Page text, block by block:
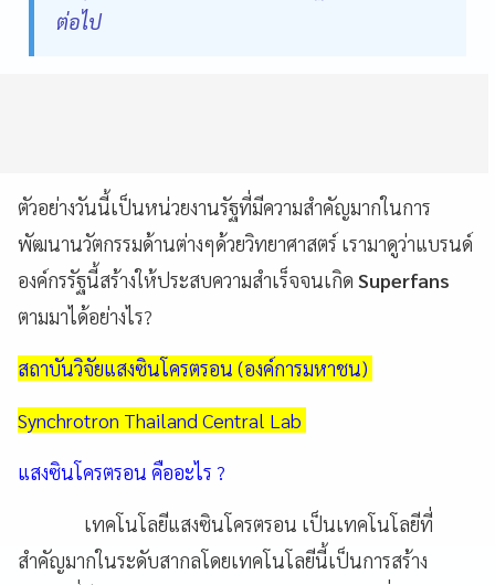
ต่อไป
ตัวอย่างวันนี้เป็นหน่วยงานรัฐที่มีความสำคัญมากในการ
พัฒนานวัตกรรมด้านต่างๆด้วยวิทยาศาสตร์ เรามาดูว่าแบรนด์
องค์กรรัฐนี้สร้างให้ประสบความสำเร็จจนเกิด Superfans
ตามมาได้อย่างไร?
สถาบันวิจัยแสงซินโครตรอน (องค์การมหาชน)
Synchrotron Thailand Central Lab
แสงซินโครตรอน คืออะไร ?
เทคโนโลยีแสงซินโครตรอน เป็นเทคโนโลยีที่
สำคัญมากในระดับสากลโดยเทคโนโลยีนี้เป็นการสร้าง